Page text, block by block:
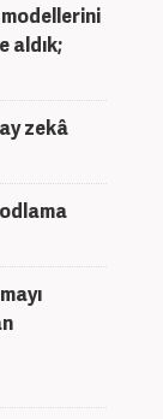
aldık;
zekâ